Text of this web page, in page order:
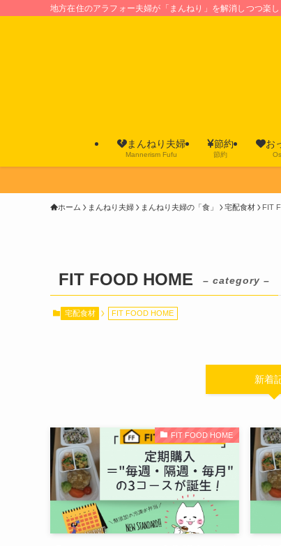
地方在住のアラフォー夫婦が「まんねり」を解消しつつ楽
まんねり夫婦
Mannerism Fufu
節約
節約
お
ホーム まんねり夫婦 まんねり夫婦の「食」 宅配食材 FIT
FIT FOOD HOME – category –
宅配食材 FIT FOOD HOME
新着
FIT FOOD HOME